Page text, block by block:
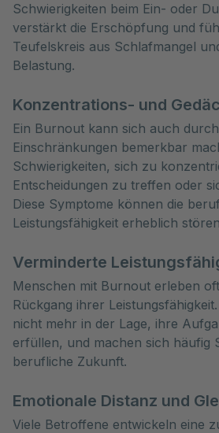
Schwierigkeiten beim Ein- oder
verstärkt die Erschöpfung und
Teufelskreis aus Schlafmangel
Belastung.
Konzentrations- und
Ein Burnout kann sich auch
Einschränkungen bemerkbar
Schwierigkeiten, sich zu
Entscheidungen zu treffen oder
Diese Symptome können die
Leistungsfähigkeit erheblich
Verminderte
Menschen mit Burnout erleben
Rückgang ihrer
nicht mehr in der Lage, ihre
erfüllen, und machen sich häufig
berufliche Zukunft.
Emotionale Distanz und
Viele Betroffene entwickeln eine